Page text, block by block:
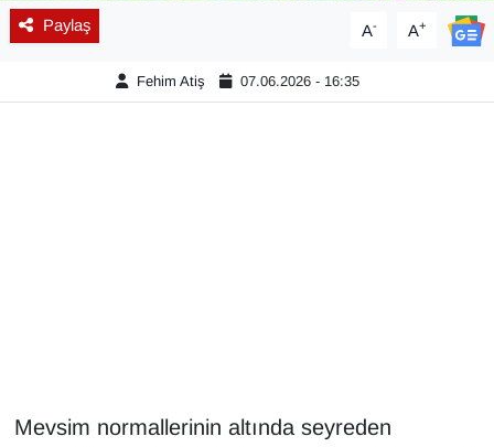
Paylaş A- A+
Fehim Atiş 07.06.2026 - 16:35
Mevsim normallerinin altında seyreden
En çok konuşulanlar
GENEL